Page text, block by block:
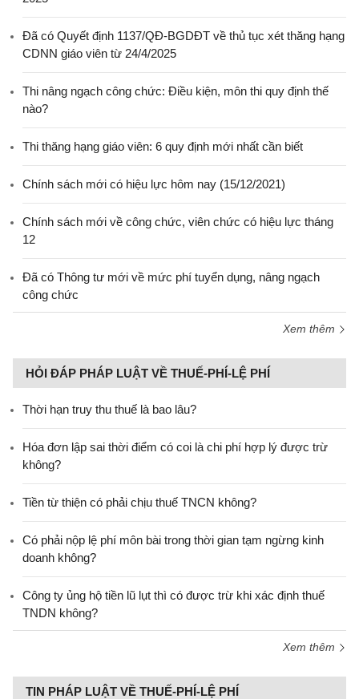
Đã có Quyết định 1137/QĐ-BGDĐT về thủ tục xét thăng hạng
CDNN giáo viên từ 24/4/2025
Thi nâng ngạch công chức: Điều kiện, môn thi quy định thế
nào?
Thi thăng hạng giáo viên: 6 quy định mới nhất cần biết
Chính sách mới có hiệu lực hôm nay (15/12/2021)
Chính sách mới về công chức, viên chức có hiệu lực tháng
12
Đã có Thông tư mới về mức phí tuyển dụng, nâng ngạch
công chức
Xem thêm
HỎI ĐÁP PHÁP LUẬT VỀ THUẾ-PHÍ-LỆ PHÍ
Thời hạn truy thu thuế là bao lâu?
Hóa đơn lập sai thời điểm có coi là chi phí hợp lý được trừ
không?
Tiền từ thiện có phải chịu thuế TNCN không?
Có phải nộp lệ phí môn bài trong thời gian tạm ngừng kinh
doanh không?
Công ty ủng hộ tiền lũ lụt thì có được trừ khi xác định thuế
TNDN không?
Xem thêm
TIN PHÁP LUẬT VỀ THUẾ-PHÍ-LỆ PHÍ